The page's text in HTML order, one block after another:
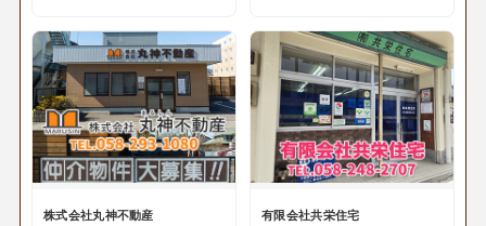
株式会社丸神不動産 有限会社共栄住宅